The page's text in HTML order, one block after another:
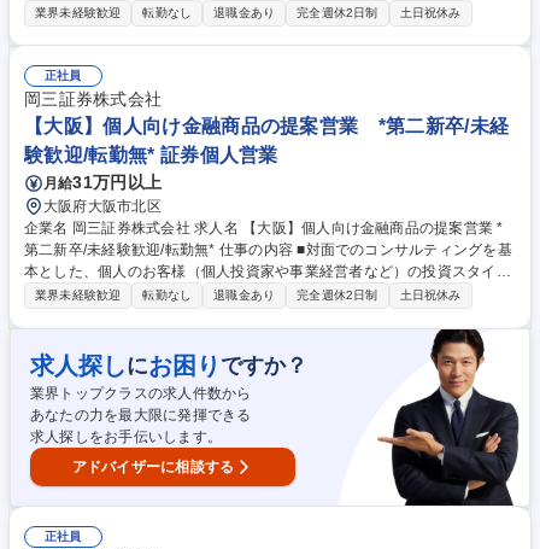
やライフプラン、多様なニーズにあわせた、最適な資産形成・運用のため
のアプローチに注力しており、資産形成のご提案に留まらず、専門部署と
の連携による事業承継やM&A、不動産管理など多様なソリューションの提
供にも力を入れています。自由な商品組成や提案ができるため、お客さま
のニーズに寄り添った提案ができることも当社ならではのやりがいを感じ
て頂けるポイントの1つです。 募集職種 【関東】個人向け金融商品の提案
営業 *第二新卒/未経験歓迎/転勤無*
業界未経験歓迎 転勤なし 退職金あり 完全週休2日制 土日祝休み
正社員
岡三証券株式会社
【大阪】個人向け金融商品の提案営業 *第二新卒/未経
験歓迎/転勤無* 証券個人営業
月給31万円以上
大阪府大阪市北区
企業名 岡三証券株式会社 求人名 【大阪】個人向け金融商品の提案営業 *
第二新卒/未経験歓迎/転勤無* 仕事の内容 ■対面でのコンサルティングを基
本とした、個人のお客様（個人投資家や事業経営者など）の投資スタイル
やライフプラン、多様なニーズにあわせた、最適な資産形成・運用のため
投資信託、保険などに多岐にわたります。近年は事業経営者のお客さまへ
のアプローチに注力しており、資産形成のご提案に留まらず、専門部署と
の連携による事業承継やM&A、不動産管理など多様なソリューションの提
供にも力を入れています。自由な商品組成や提案ができるため、お客さま
のニーズに寄り添った提案ができることも当社ならではのやりがいを感じ
て頂けるポイントの1つです。 募集職種 【大阪】個人向け金融商品の提案
営業 *第二新卒/未経験歓迎/転勤無*
業界未経験歓迎 転勤なし 退職金あり 完全週休2日制 土日祝休み
求人探しにお困り ですか？
業界トップクラスの求人件数から
あなたの力を最大限に発揮できる
求人探しをお手伝いします。
アドバイザーに相談する
正社員